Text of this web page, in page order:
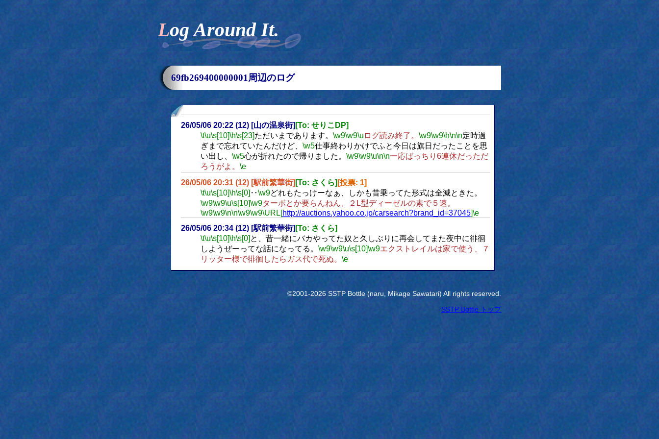
Log Around It.
69fb269400000001周辺のログ
26/05/06 20:22 (12) [山の温泉街] [To: せりこDP]
\t\u\s[10]\h\s[23]ただいまであります。 \w9\w9\u ログ読み終了。 \w9\w9\h\n\n定時過
ぎまで忘れていたんだけど、 \w5仕事終わりかけでふと今日は旗日だったことを思
い出し、 \w5心が折れたので帰りました。 \w9\w9\u\n\n一応ばっちり6連休だっただ
ろうがよ。 \e
26/05/06 20:31 (12) [駅前繁華街] [To: さくら] [投票: 1]
\t\u\s[10]\h\s[0] ‥\w9どれもたっけーなぁ、しかも昔乗ってた形式は全滅ときた。
\w9\w9\u\s[10]\w9ターボとか要らんねん、２L型ディーゼルの素で５速。
\w9\w9\n\n\w9\w9\URL[http://auctions.yahoo.co.jp/carsearch?brand_id=37045]\e
26/05/06 20:34 (12) [駅前繁華街] [To: さくら]
\t\u\s[10]\h\s[0] と、昔一緒にバカやってた奴と久しぶりに再会してまた夜中に徘徊
しようぜーってな話になってる。 \w9\w9\u\s[10]\w9エクストレイルは家で使う、７
リッター様で徘徊したらガス代で死ぬ。 \e
©2001-2026 SSTP Bottle (naru, Mikage Sawatari) All rights reserved.
SSTP Bottle トップ